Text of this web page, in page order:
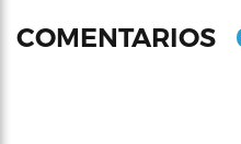
COMENTARIOS